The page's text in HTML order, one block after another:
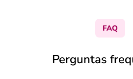
FAQ
Perguntas